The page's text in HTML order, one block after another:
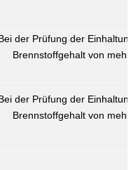
der Prüfung der
Brennstoffgehalt von mehr
der Prüfung der
Brennstoffgehalt von mehr